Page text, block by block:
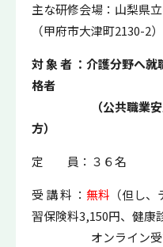
主な研修会場：山梨県
（甲府市大津町2130-2）
対 象 者 ：介護分野へ
格者
（公共職業安定
方）
定 員：３６名
受 講 料 ： 無料 （但し
習保険料3,150円、健康
オンライン受講を